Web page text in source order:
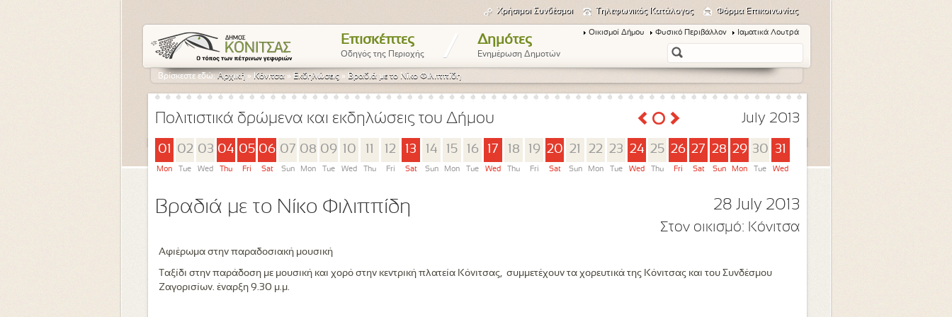
Χρήσιμοι Συνδέσμοι Τηλεφωνικός Κατάλογος Φόρμα Επικοινωνίας
Επισκέπτες
Οδηγός της Περιοχής / Δημότες
Ενημέρωση Δημοτών
Οικισμοί Δήμου Φυσικό Περιβάλλον Ιαματικά Λουτρά
Βρίσκεστε εδώ:Αρχική » Κόνιτσα » Εκδηλώσεις » Βραδιά με το Νίκο Φιλιππίδη
Πολιτιστικά δρώμενα και εκδηλώσεις του Δήμου July 2013
01
Mon
02
Tue
03
Wed
04
Thu
05
Fri
06
Sat
07
Sun
08
Mon
09
Tue
10
Wed Thu
12
Fri
13
Sat
14
Sun
15
Mon
16
Tue
17
Wed
18
Thu
19
Fri
20
Sat
21
Sun
22
Mon
23
Tue
24
Wed
25
Thu
26
Fri
27
Sat
28
Sun
29
Mon
30
Tue
31
Wed
Βραδιά με το Νίκο Φιλιππίδη 28 July 2013
Στον οικισμό: Κόνιτσα
Αφιέρωμα στην παραδοσιακή μουσική
Ταξίδι στην παράδοση με μουσική και χορό στην κεντρική πλατεία Κόνιτσας, συμμετέχουν τα χορευτικά της Κόνιτσας και του Συνδέσμου
Ζαγορισίων. έναρξη 9.30 μ.μ.